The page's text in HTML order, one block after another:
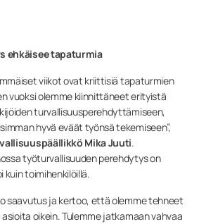
ehkäisee tapaturmia
viikot ovat kriittisiä tapaturmien
vuoksi olemme kiinnittäneet erityistä
turvallisuusperehdyttämiseen,
hyvä eväät työnsä tekemiseen”,
Mika Juuti.
työturvallisuuden perehdytys on
kuin toimihenkilöillä.
saavutus ja kertoo, että olemme tehneet
oikein. Tulemme jatkamaan vahvaa